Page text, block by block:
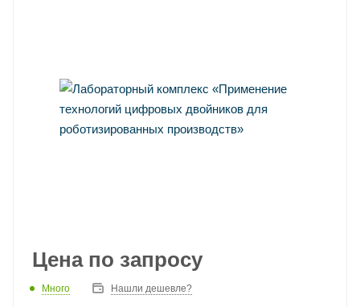
Цена по запросу
Много Нашли дешевле?